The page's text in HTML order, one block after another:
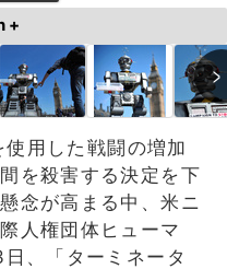
+
用した戦闘の増加
を殺害する決定を下
念が高まる中、米ニ
人権団体ヒューマ
、「ターミネータ